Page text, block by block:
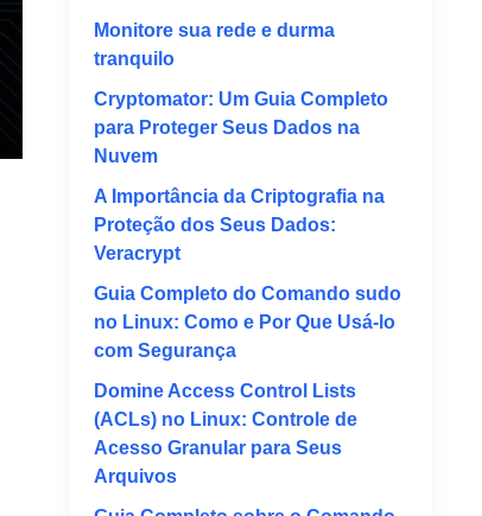
Monitore sua rede e durma
tranquilo
Cryptomator: Um Guia Completo
para Proteger Seus Dados na
Nuvem
A Importância da Criptografia na
Proteção dos Seus Dados:
Veracrypt
Guia Completo do Comando sudo
no Linux: Como e Por Que Usá-lo
com Segurança
Domine Access Control Lists
(ACLs) no Linux: Controle de
Acesso Granular para Seus
Arquivos